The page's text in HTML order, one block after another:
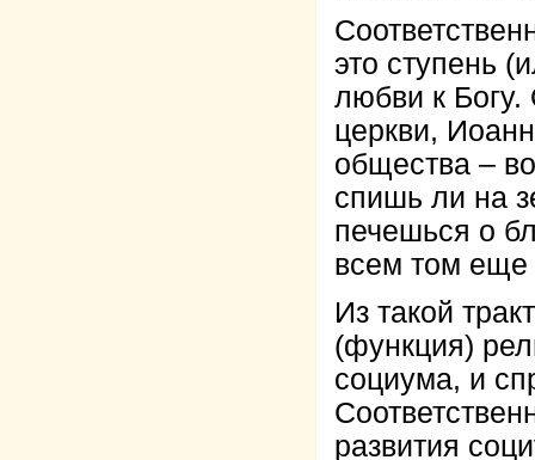
это ступень
любви к Богу.
церкви,
общества –
спишь ли на
печешься о
всем том еще
Из такой
(функция)
социума, и
развития